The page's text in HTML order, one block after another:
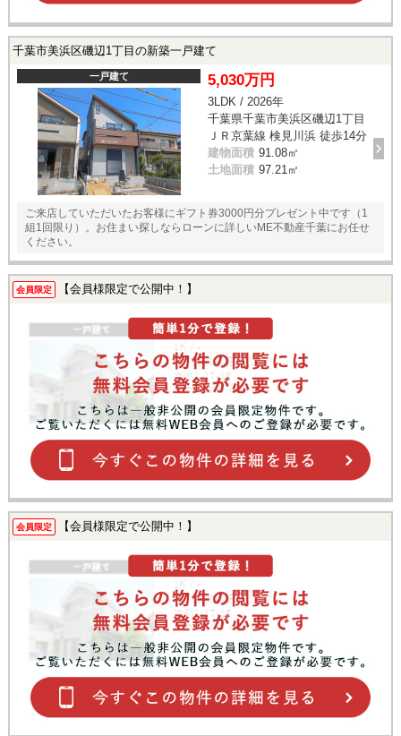
千葉市美浜区磯辺1丁目の新築一戸建て
一戸建て 5,030万円
3LDK / 2026年
千葉県千葉市美浜区磯辺1丁目
ＪＲ京葉線 検見川浜 徒歩14分
建物面積 91.08㎡
土地面積 97.21㎡
ご来店していただいたお客様にギフト券3000円分プレゼント中です（1
組1回限り）。お住まい探しならローンに詳しいME不動産千葉にお任せ
ください。
会員限定 【会員様限定で公開中！】
会員限定 【会員様限定で公開中！】